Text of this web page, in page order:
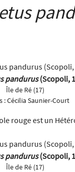
Nos statuts
partenaires
Nous contacter
pandurus(Scopoli,
Île de Ré (17)
:Cécilia Saunier-Court
rouge est un
pandurus(Scopoli,
Île de Ré (17)